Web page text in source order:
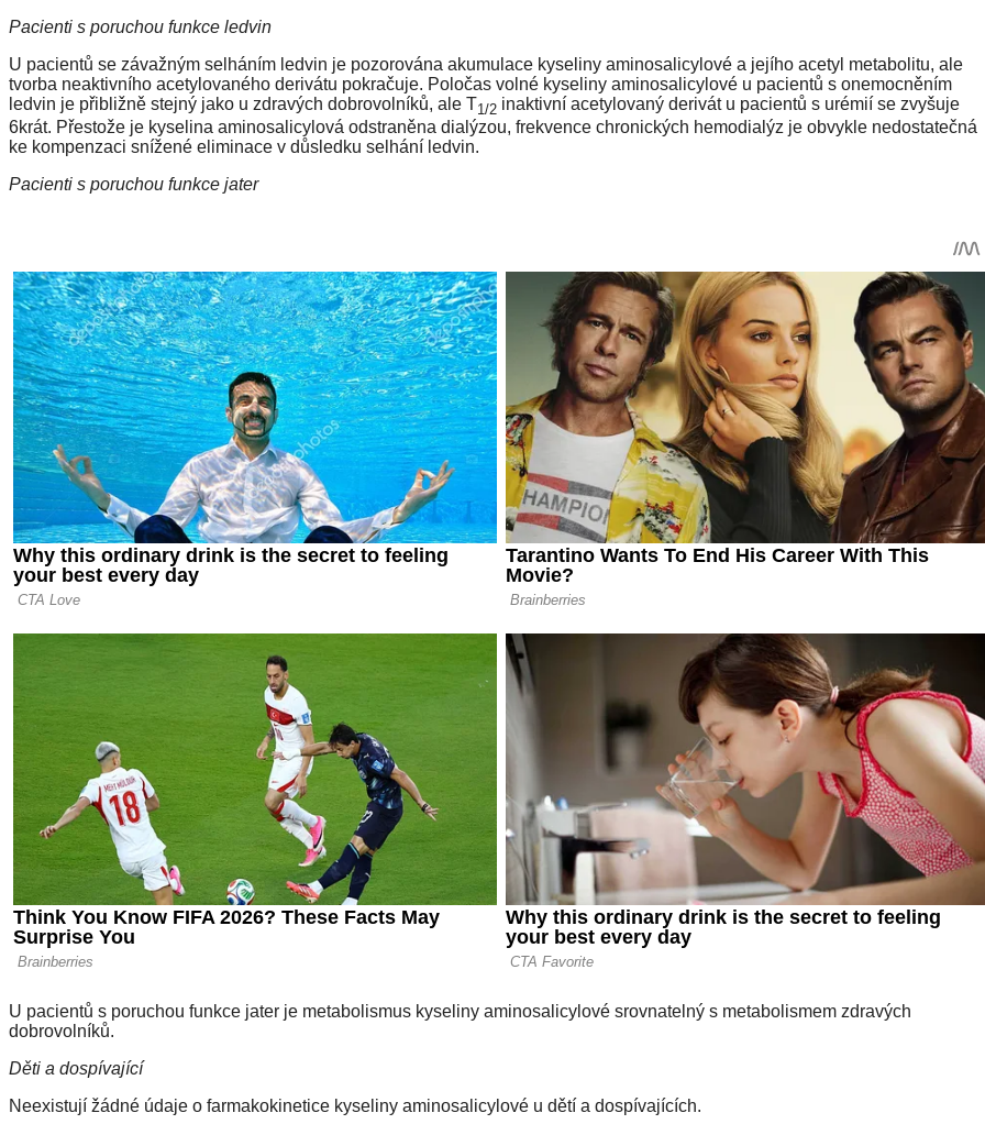
Pacienti s poruchou funkce ledvin
U pacientů se závažným selháním ledvin je pozorována akumulace kyseliny aminosalicylové a jejího acetyl metabolitu, ale
tvorba neaktivního acetylovaného derivátu pokračuje. Poločas volné kyseliny aminosalicylové u pacientů s onemocněním
ledvin je přibližně stejný jako u zdravých dobrovolníků, ale T1/2 inaktivní acetylovaný derivát u pacientů s urémií se zvyšuje
6krát. Přestože je kyselina aminosalicylová odstraněna dialýzou, frekvence chronických hemodialýz je obvykle nedostatečná
ke kompenzaci snížené eliminace v důsledku selhání ledvin.
Pacienti s poruchou funkce jater
U pacientů s poruchou funkce jater je metabolismus kyseliny aminosalicylové srovnatelný s metabolismem zdravých
dobrovolníků.
Děti a dospívající
Neexistují žádné údaje o farmakokinetice kyseliny aminosalicylové u dětí a dospívajících.